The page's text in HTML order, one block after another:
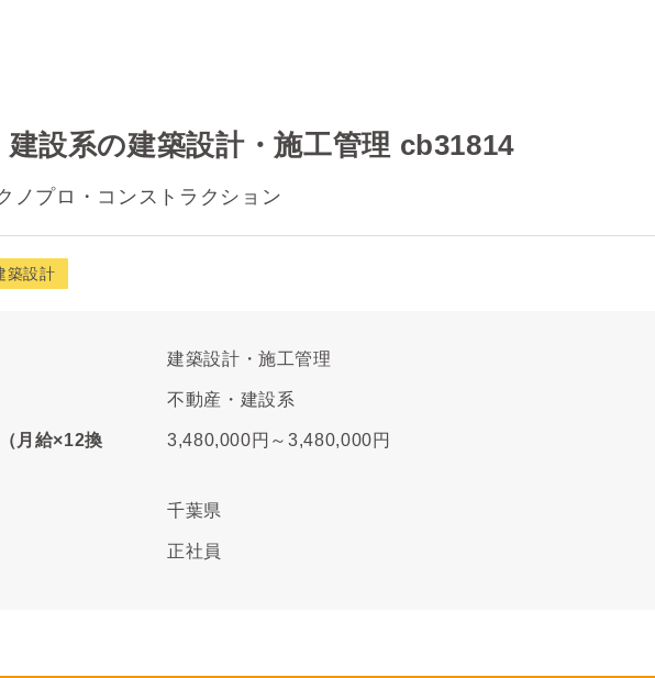
建設系の建築設計・施工管理 cb31814
ノプロ・コンストラクション
築設計
建築設計・施工管理
不動産・建設系
月給×12換
3,480,000円～3,480,000円
千葉県
正社員